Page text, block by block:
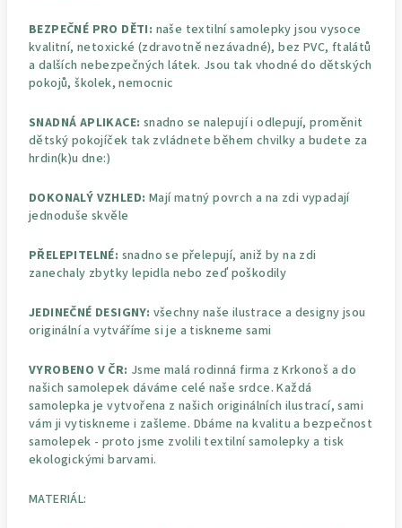
BEZPEČNÉ PRO DĚTI: naše textilní samolepky jsou vysoce
kvalitní, netoxické (zdravotně nezávadné), bez PVC, ftalátů
a dalších nebezpečných látek. Jsou tak vhodné do dětských
pokojů, školek, nemocnic
SNADNÁ APLIKACE: snadno se nalepují i odlepují, proměnit
dětský pokojíček tak zvládnete během chvilky a budete za
hrdin(k)u dne:)
DOKONALÝ VZHLED: Mají matný povrch a na zdi vypadají
jednoduše skvěle
PŘELEPITELNÉ: snadno se přelepují, aniž by na zdi
zanechaly zbytky lepidla nebo zeď poškodily
JEDINEČNÉ DESIGNY: všechny naše ilustrace a designy jsou
originální a vytváříme si je a tiskneme sami
VYROBENO V ČR: Jsme malá rodinná firma z Krkonoš a do
našich samolepek dáváme celé naše srdce. Každá
samolepka je vytvořena z našich originálních ilustrací, sami
vám ji vytiskneme i zašleme. Dbáme na kvalitu a bezpečnost
samolepek - proto jsme zvolili textilní samolepky a tisk
ekologickými barvami.
MATERIÁL: